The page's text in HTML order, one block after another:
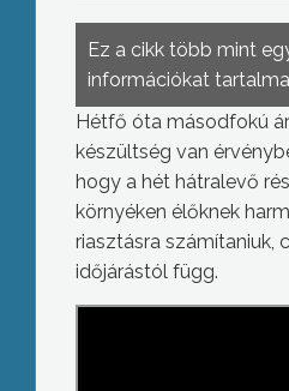
Ez a cikk több mint
információkat
Hétfő óta másodfokú
készültség van
hogy a hét hátralevő
környéken élőknek
riasztásra számítaniuk,
időjárástól függ.